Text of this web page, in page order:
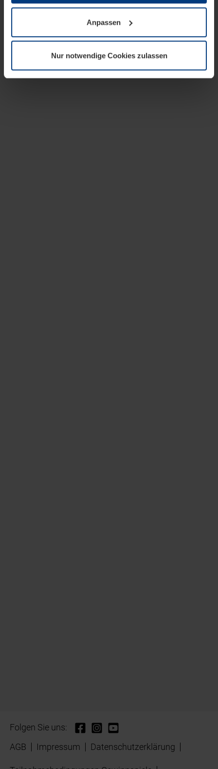
wenn diese für den Betrieb dieser Seite unbedingt
notwendig sind. Für alle anderen Cookie-Typen benötigen
wir Ihre Erlaubnis. Ihre Einwilligung können Sie jederzeit
Datenschutzerklärungunserer Website ändern oder
widerrufen.
Anpassen
Nur notwendige Cookies zulassen
Folgen Sie uns:
AGB
Impressum Datenschutzerklärung